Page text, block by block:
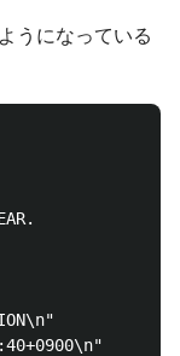
うになっている